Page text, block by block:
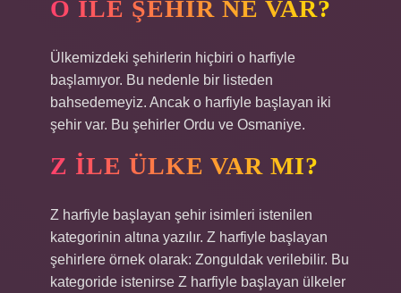
Ö ILE ŞEHIR NE VAR?
Ülkemizdeki şehirlerin hiçbiri o harfiyle
başlamıyor. Bu nedenle bir listeden
bahsedemeyiz. Ancak o harfiyle başlayan iki
şehir var. Bu şehirler Ordu ve Osmaniye.
Z ILE ÜLKE VAR MI?
Z harfiyle başlayan şehir isimleri istenilen
kategorinin altına yazılır. Z harfiyle başlayan
şehirlere örnek olarak: Zonguldak verilebilir. Bu
kategoride istenirse Z harfiyle başlayan ülkeler